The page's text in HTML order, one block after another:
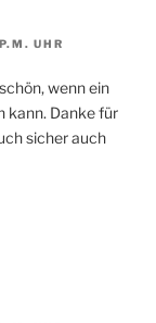
UHR
wenn ein
kann. Danke für
sicher auch